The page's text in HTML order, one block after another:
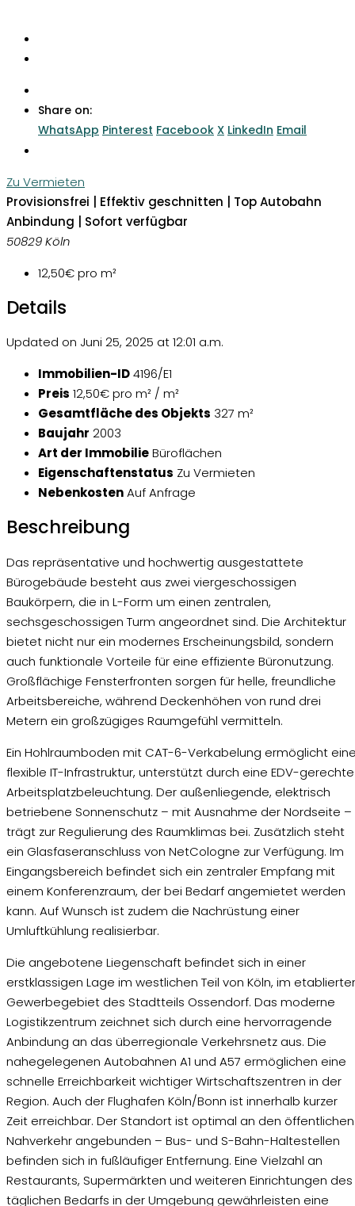
Share on:
WhatsApp Pinterest Facebook X LinkedIn Email
Zu Vermieten
Provisionsfrei | Effektiv geschnitten | Top Autobahn
Anbindung | Sofort verfügbar
50829 Köln
12,50€pro m²
Details
Updated on Juni 25, 2025 at 12:01 a.m.
Immobilien-ID4196/E1
Preis 12,50€ pro m² / m²
Gesamtfläche des Objekts 327 m²
Baujahr 2003
Art der ImmobilieBüroflächen
Eigenschaftenstatus Zu Vermieten
NebenkostenAuf Anfrage
Beschreibung
Das repräsentative und hochwertig ausgestattete
Bürogebäude besteht aus zwei viergeschossigen
Baukörpern, die in L-Form um einen zentralen,
sechsgeschossigen Turm angeordnet sind. Die Architektur
bietet nicht nur ein modernes Erscheinungsbild, sondern
auch funktionale Vorteile für eine effiziente Büronutzung.
Großflächige Fensterfronten sorgen für helle, freundliche
Arbeitsbereiche, während Deckenhöhen von rund drei
Metern ein großzügiges Raumgefühl vermitteln.
Ein Hohlraumboden mit CAT-6-Verkabelung ermöglicht
flexible IT-Infrastruktur, unterstützt durch eine EDV-gerechte
Arbeitsplatzbeleuchtung. Der außenliegende, elektrisch
betriebene Sonnenschutz – mit Ausnahme der Nordseite –
trägt zur Regulierung des Raumklimas bei. Zusätzlich steht
ein Glasfaseranschluss von NetCologne zur Verfügung. Im
Eingangsbereich befindet sich ein zentraler Empfang mit
einem Konferenzraum, der bei Bedarf angemietet werden
kann. Auf Wunsch ist zudem die Nachrüstung einer
Umluftkühlung realisierbar.
Die angebotene Liegenschaft befindet sich in einer
erstklassigen Lage im westlichen Teil von Köln, im
Gewerbegebiet des Stadtteils Ossendorf. Das moderne
Logistikzentrum zeichnet sich durch eine hervorragende
Anbindung an das überregionale Verkehrsnetz aus. Die
nahegelegenen Autobahnen A1 und A57 ermöglichen eine
schnelle Erreichbarkeit wichtiger Wirtschaftszentren in der
Region. Auch der Flughafen Köln/Bonn ist innerhalb kurzer
Zeit erreichbar. Der Standort ist optimal an den öffentlichen
Nahverkehr angebunden – Bus- und S-Bahn-Haltestellen
befinden sich in fußläufiger Entfernung. Eine Vielzahl an
Restaurants, Supermärkten und weiteren Einrichtungen des
täglichen Bedarfs in der Umgebung gewährleisten eine